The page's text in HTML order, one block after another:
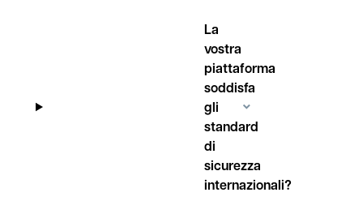
La
vostra
piattaforma
soddisfa
gli
standard
di
sicurezza
internazionali?